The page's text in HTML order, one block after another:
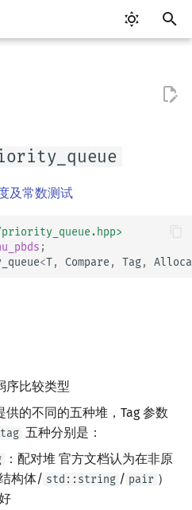
常见错误
常见技巧
VS Code
Atom
Eclipse
Dev-C++
CLion
Geany
Cena
CCR Plus
Lemon
Generator
Validator
Interactor
联合体
指针
序列式容器
关联式容器
无序关联式容器
冒泡排序
插入排序
计数排序
归并排序
堆排序
桶排序
斜率优化
四边形不等式优化
Slope Trick 优化
平衡三进制
格雷码
素数
最大公约数
欧拉函数
裴蜀定理 & 一次不定方程
费马小定理 & 欧拉定理
模逆元
快速傅里叶变换
快速数论变换
快速沃尔什变换
多项式多点求值|快速插值
多项式初等函数
常系数齐次线性递推
容斥原理
斐波那契数列
错位排列
贝尔数
伯努利数
Entringer Number
内积和外积
矩阵
初等变换
线性基
线性映射
特征多项式
环论
域论
Schreier–Sims 算法
随机变量
随机变量的数字特征
概率不等式
零和游戏
非公平组合游戏
高斯消元
牛顿迭代法
配对堆
左偏树
块状链表
树分块
Sqrt Tree
李超线段树
猫树
区间最值操作 & 区间历史
Splay 树
WBLT
替罪羊树
AVL 树
红黑树
左偏红黑树
可持久化块状数组
可持久化平衡树
可持久化字典树
线段树套平衡树
树状数组套权值线段树
分块套树状数组
Euler Tour Tree
Top Tree
树的中心
树的重心
最近公共祖先
虚树
树分治
动态树分治
k 短路
同余最短路
最小直径生成树
割点和桥
圆方树
点/边连通度
最小割
费用流
上下界网络流
二分图最大权匹配
一般图最大匹配
一般图最大权匹配
整体二分
莫队算法
爬山算法
模拟退火
及常数测试
;
<T, Compare , Tag,
序比较类型
供的不同的五种堆，Tag 参数
五种分别是：
：配对堆 官方文档认为在非原
构体/ std::string / pair ）